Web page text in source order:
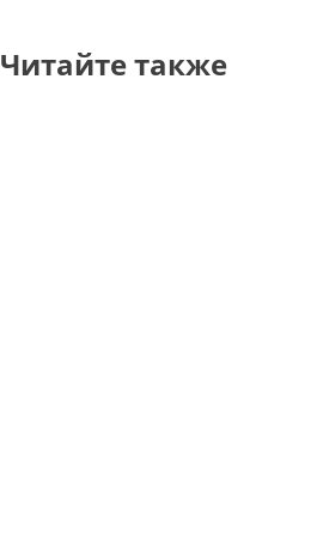
Читайте также